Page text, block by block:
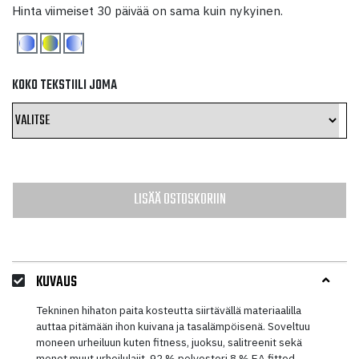
oli:
25,40 €.
Hinta viimeiset 30 päivää on sama kuin nykyinen.
KOKO TEKSTIILI JOMA
LISÄÄ OSTOSKORIIN
KUVAUS
Tekninen hihaton paita kosteutta siirtävällä materiaalilla
auttaa pitämään ihon kuivana ja tasalämpöisenä. Soveltuu
moneen urheiluun kuten fitness, juoksu, salitreenit sekä